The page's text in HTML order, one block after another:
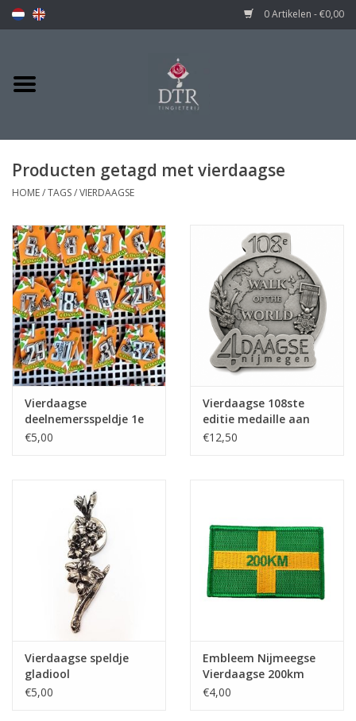
0 Artikelen - €0,00
Producten getagd met vierdaagse
HOME/TAGS/VIERDAAGSE
Vierdaagse
deelnemersspeldje 1e
t/m 72e keer
€5,00
Vierdaagse 108ste
editie medaille aan
lint
€12,50
Vierdaagse speldje
gladiool
€5,00
Embleem Nijmeegse
Vierdaagse 200km
€4,00